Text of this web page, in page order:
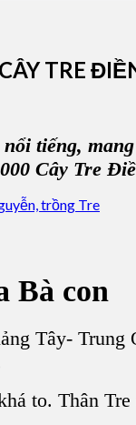
TRE
tiếng,
Cây Tre
Bà con
Tây-
to. Thân